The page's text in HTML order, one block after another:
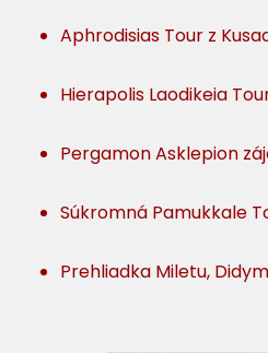
Aphrodisias Tour z
Hierapolis Laodikeia
Pergamon Asklepion
Súkromná Pamukkale
Prehliadka Miletu,